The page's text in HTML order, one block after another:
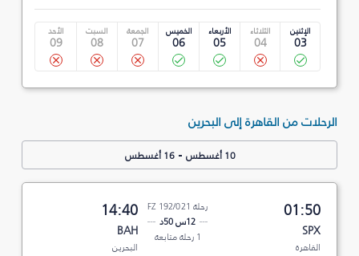
الإثنين
03
الثلاثاء
04
الأربعاء
05
الخميس
06
الجمعة
07
السبت
08
الأحد
09
الرحلات من القاهرة إلى البحرين
10 أغسطس -16 أغسطس
01:50
SPX
القاهرة
رحلة FZ 192/021
12س 50د
1 رحلة متابعة
14:40
BAH
البحرين